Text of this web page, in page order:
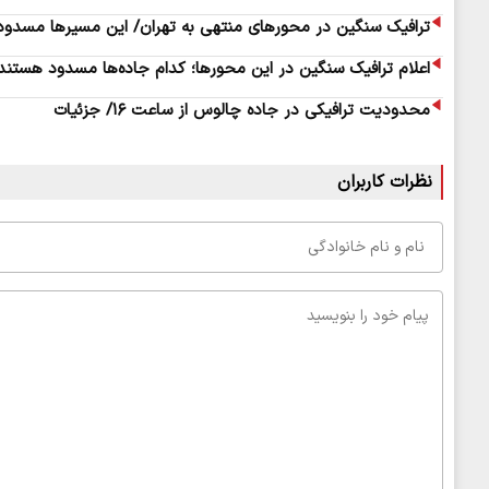
ترافیک سنگین در محورهای منتهی به تهران/ این مسیرها
اعلام ترافیک سنگین در این محورها؛ کدام جاده‌ها مسدود
محدودیت ترافیکی در جاده چالوس از ساعت ۱۶/ جزئیات
نظرات کاربران